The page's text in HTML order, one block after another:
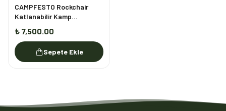
CAMPFESTO Rockchair
Katlanabilir Kamp
₺ 7,500.00
Sepete Ekle